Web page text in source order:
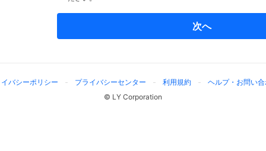
次へ
バシーポリシー プライバシーセンター 利用規約
ヘルプ・お問い
© LY Corporation